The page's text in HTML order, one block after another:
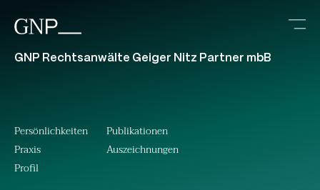
GNP Rechtsanwälte Geiger Nitz Partner mbB
Persönlichkeiten
Praxis
Profil
Publikationen
Auszeichnungen